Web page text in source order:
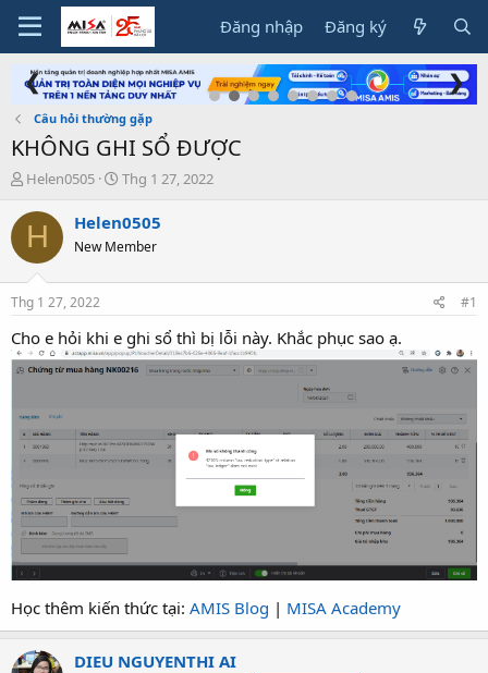
Đăng nhập Đăng ký
❮ ❯
Câu hỏi thường gặp
KHÔNG GHI SỔ ĐƯỢC
T
r
e
a
s
t
a
r
t
r
Helen0505
N
à
g
Thg 1 27, 2022
H Helen0505
New Member
Thg 1 27, 2022 #1
Cho e hỏi khi e ghi sổ thì bị lỗi này. Khắc phục sao ạ.
Học thêm kiến thức tại: AMIS Blog | MISA Academy
DIEU NGUYENTHI AI